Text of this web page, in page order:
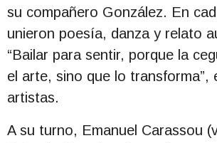
su compañero González. En
unieron poesía, danza y relato
“Bailar para sentir, porque la
el arte, sino que lo transforma”,
artistas.
A su turno, Emanuel Carassou